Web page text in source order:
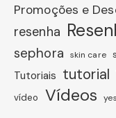
Promoções e
resenha
sephora skin care
Tutoriais tutorial
vídeo Vídeos